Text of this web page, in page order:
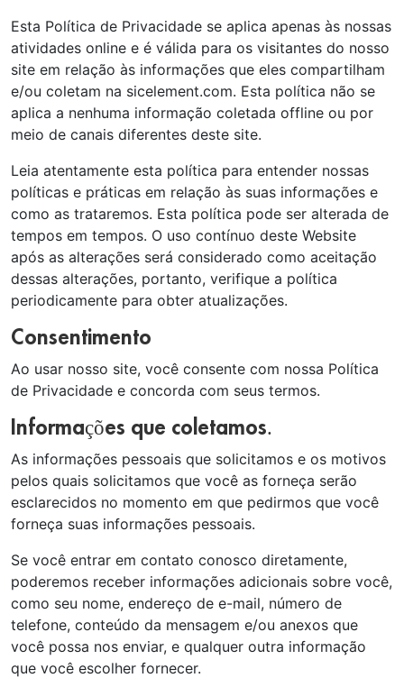
Esta Política de Privacidade se aplica apenas às nossas
atividades online e é válida para os visitantes do nosso
site em relação às informações que eles compartilham
e/ou coletam na sicelement.com. Esta política não se
aplica a nenhuma informação coletada offline ou por
meio de canais diferentes deste site.
Leia atentamente esta política para entender nossas
políticas e práticas em relação às suas informações e
como as trataremos. Esta política pode ser alterada de
tempos em tempos. O uso contínuo deste Website
após as alterações será considerado como aceitação
dessas alterações, portanto, verifique a política
periodicamente para obter atualizações.
Consentimento
Ao usar nosso site, você consente com nossa Política
de Privacidade e concorda com seus termos.
Informações que coletamos.
As informações pessoais que solicitamos e os motivos
pelos quais solicitamos que você as forneça serão
esclarecidos no momento em que pedirmos que você
forneça suas informações pessoais.
Se você entrar em contato conosco diretamente,
poderemos receber informações adicionais sobre você,
como seu nome, endereço de e-mail, número de
telefone, conteúdo da mensagem e/ou anexos que
você possa nos enviar, e qualquer outra informação
que você escolher fornecer.